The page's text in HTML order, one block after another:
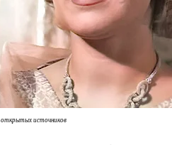
источников